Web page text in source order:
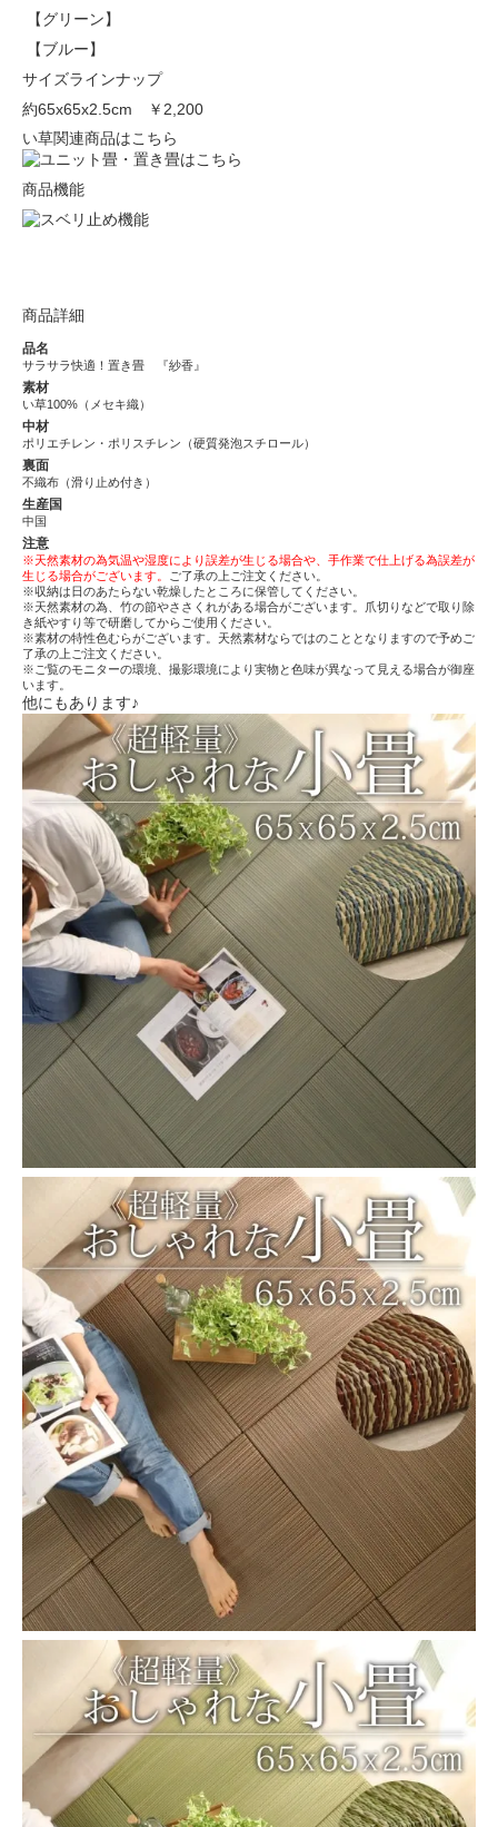
【グリーン】
【ブルー】
サイズラインナップ
約65x65x2.5cm
￥2,200
い草関連商品はこちら
商品機能
商品詳細
品名
サラサラ快適！置き畳 『紗香』
素材
い草100%（メセキ織）
中材
ポリエチレン・ポリスチレン（硬質発泡スチロール）
裏面
不織布（滑り止め付き）
生産国
中国
注意
※天然素材の為気温や湿度により誤差が生じる場合や、手作業で仕上げる為誤差が
生じる場合がございます。
ご了承の上ご注文ください。
※収納は日のあたらない乾燥したところに保管してください。
※天然素材の為、竹の節やささくれがある場合がございます。爪切りなどで取り除
き紙やすり等で研磨してからご使用ください。
※素材の特性色むらがございます。天然素材ならではのこととなりますので予めご
了承の上ご注文ください。
※ご覧のモニターの環境、撮影環境により実物と色味が異なって見える場合が御座
います。
他にもあります♪